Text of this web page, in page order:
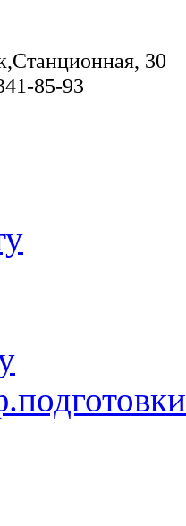
30
85-93